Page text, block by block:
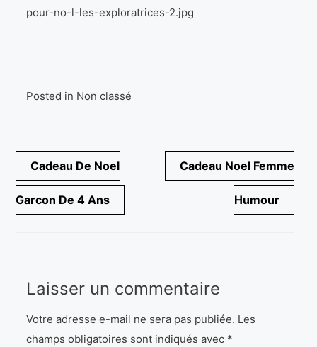
pour-no-l-les-exploratrices-2.jpg
Posted in Non classé
Navigation
de
l’article
Cadeau De Noel
Garcon De 4 Ans
Cadeau Noel Femme
Humour
Laisser un commentaire
Votre adresse e-mail ne sera pas publiée. Les
champs obligatoires sont indiqués avec *